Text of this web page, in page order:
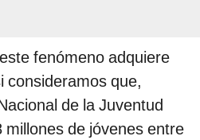
fenómeno adquiere
consideramos que,
de la Juventud
de jóvenes entre